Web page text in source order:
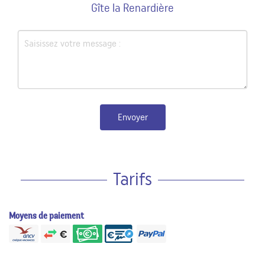
Gîte la Renardière
Envoyer
Tarifs
Moyens de paiement